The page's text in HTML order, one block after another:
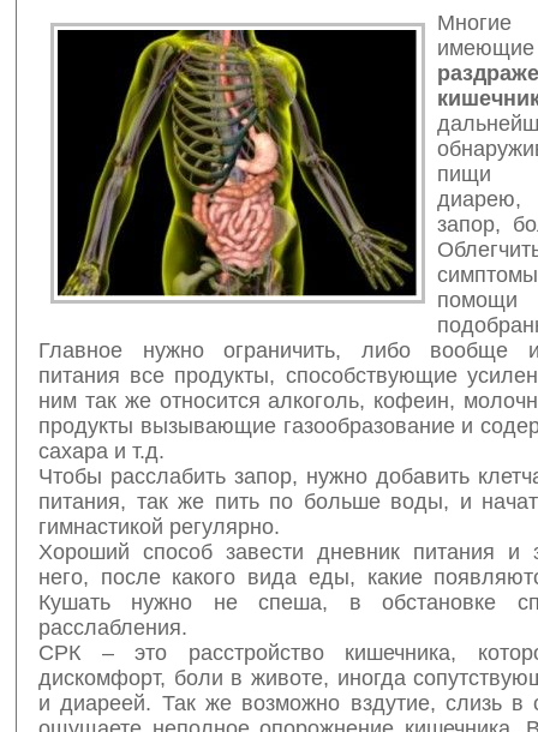
пищи
запор,
помощи
Главное нужно ограничить, либо вообще
питания все продукты, способствующие
ним так же относится алкоголь, кофеин,
продукты вызывающие газообразование и
сахара и т.д.
Чтобы расслабить запор, нужно добавить
питания, так же пить по больше воды, и
гимнастикой регулярно.
Хороший способ завести дневник питания и
него, после какого вида еды, какие
Кушать нужно не спеша, в обстановке
расслабления.
СРК – это расстройство кишечника,
дискомфорт, боли в животе, иногда
и диареей. Так же возможно вздутие, слизь в